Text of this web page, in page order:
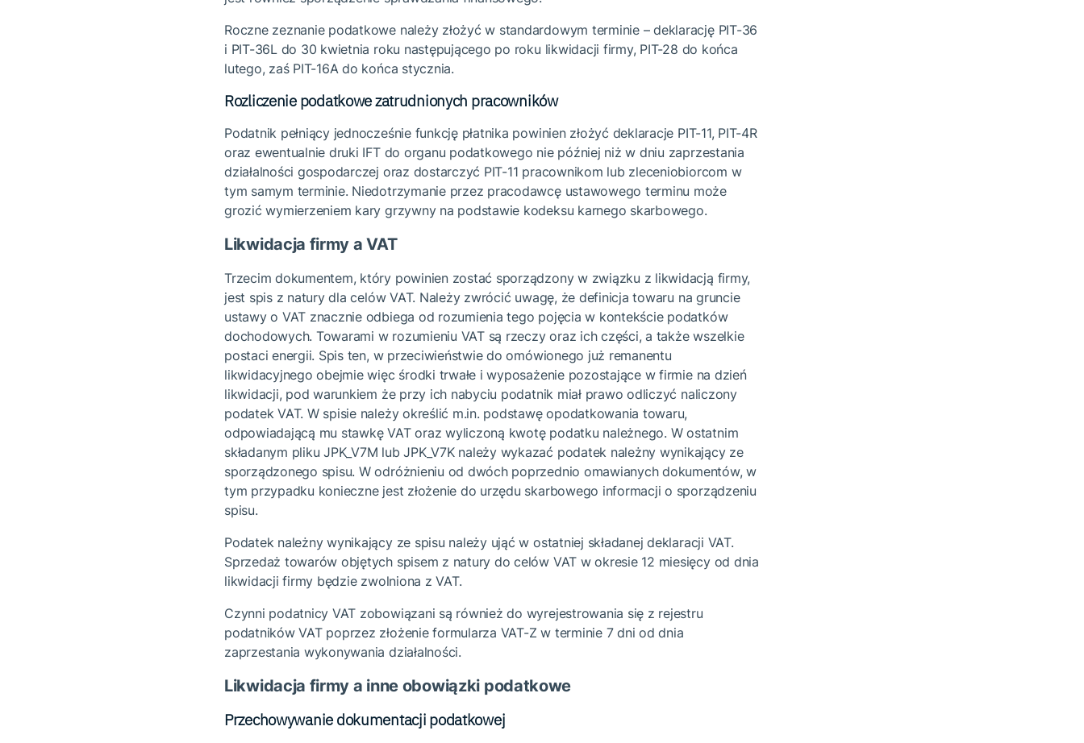
Roczne zeznanie podatkowe należy złożyć w standardowym terminie – deklarację PIT-36
i PIT-36L do 30 kwietnia roku następującego po roku likwidacji firmy, PIT-28 do końca
lutego, zaś PIT-16A do końca stycznia.
Rozliczenie podatkowe zatrudnionych pracowników
Podatnik pełniący jednocześnie funkcję płatnika powinien złożyć deklaracje PIT-11, PIT-4R
oraz ewentualnie druki IFT do organu podatkowego nie później niż w dniu zaprzestania
działalności gospodarczej oraz dostarczyć PIT-11 pracownikom lub zleceniobiorcom w
tym samym terminie. Niedotrzymanie przez pracodawcę ustawowego terminu może
grozić wymierzeniem kary grzywny na podstawie kodeksu karnego skarbowego.
Likwidacja firmy a VAT
Trzecim dokumentem, który powinien zostać sporządzony w związku z likwidacją firmy,
jest spis z natury dla celów VAT. Należy zwrócić uwagę, że definicja towaru na gruncie
ustawy o VAT znacznie odbiega od rozumienia tego pojęcia w kontekście podatków
dochodowych. Towarami w rozumieniu VAT są rzeczy oraz ich części, a także wszelkie
postaci energii. Spis ten, w przeciwieństwie do omówionego już remanentu
likwidacyjnego obejmie więc środki trwałe i wyposażenie pozostające w firmie na dzień
likwidacji, pod warunkiem że przy ich nabyciu podatnik miał prawo odliczyć naliczony
podatek VAT. W spisie należy określić m.in. podstawę opodatkowania towaru,
odpowiadającą mu stawkę VAT oraz wyliczoną kwotę podatku należnego. W ostatnim
składanym pliku JPK_V7M lub JPK_V7K należy wykazać podatek należny wynikający ze
sporządzonego spisu. W odróżnieniu od dwóch poprzednio omawianych dokumentów, w
tym przypadku konieczne jest złożenie do urzędu skarbowego informacji o sporządzeniu
spisu.
Podatek należny wynikający ze spisu należy ująć w ostatniej składanej deklaracji VAT.
Sprzedaż towarów objętych spisem z natury do celów VAT w okresie 12 miesięcy od dnia
likwidacji firmy będzie zwolniona z VAT.
Czynni podatnicy VAT zobowiązani są również do wyrejestrowania się z rejestru
podatników VAT poprzez złożenie formularza VAT-Z w terminie 7 dni od dnia
zaprzestania wykonywania działalności.
Likwidacja firmy a inne obowiązki podatkowe
Przechowywanie dokumentacji podatkowej